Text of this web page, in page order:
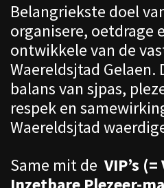
Belangriekste doel
organisere, oetdrage
ontwikkele van de
Waereldsjtad Gelaen.
balans van sjpas,
respek en
Waereldsjtad
Same mit de VIP’s